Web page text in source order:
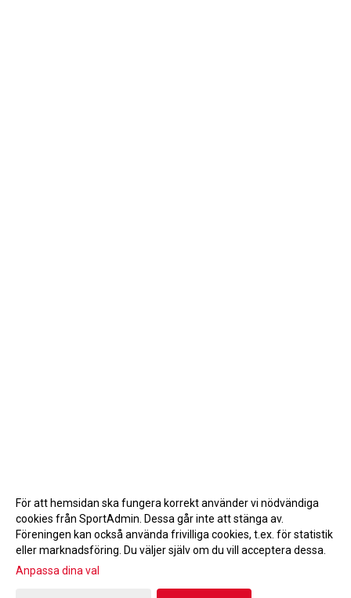
Gå till Webbversion
För att hemsidan ska fungera korrekt använder vi nödvändiga
cookies från SportAdmin. Dessa går inte att stänga av.
Föreningen kan också använda frivilliga cookies, t.ex. för statistik
eller marknadsföring. Du väljer själv om du vill acceptera dessa.
Anpassa dina val